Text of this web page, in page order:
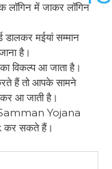
में जाकर लॉगिन
मईयां सम्मान
है।
विकल्प आ जाता है।
हैं तो आपके सामने
आ जाती है।
Yojana
सकते हैं।